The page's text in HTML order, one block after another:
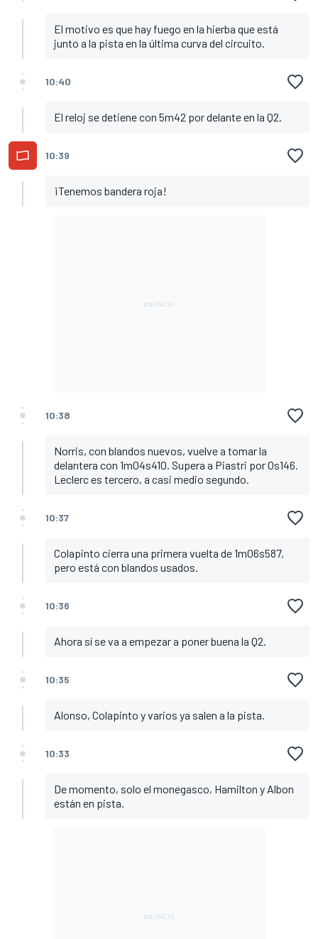
El motivo es que hay fuego en la hierba que está
junto a la pista en la última curva del circuito.
10:40
El reloj se detiene con 5m42 por delante en la Q2.
10:39
¡Tenemos bandera roja!
10:38
Norris, con blandos nuevos, vuelve a tomar la
delantera con 1m04s410. Supera a Piastri por 0s146.
Leclerc es tercero, a casi medio segundo.
10:37
Colapinto cierra una primera vuelta de 1m06s587,
pero está con blandos usados.
10:36
Ahora sí se va a empezar a poner buena la Q2.
10:35
Alonso, Colapinto y varios ya salen a la pista.
10:33
De momento, solo el monegasco, Hamilton y Albon
están en pista.